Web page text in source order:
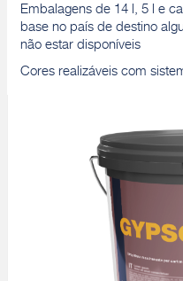
Embalagens de 14 l, 5 l e
base no país de destino
não estar disponíveis
Cores realizáveis com